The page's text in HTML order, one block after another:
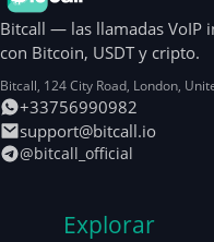
Bitcall — las llamadas VoIP
con Bitcoin, USDT y cripto.
Bitcall, 124 City Road, London,
+33756990982
support@bitcall.io
@bitcall_official
Explorar